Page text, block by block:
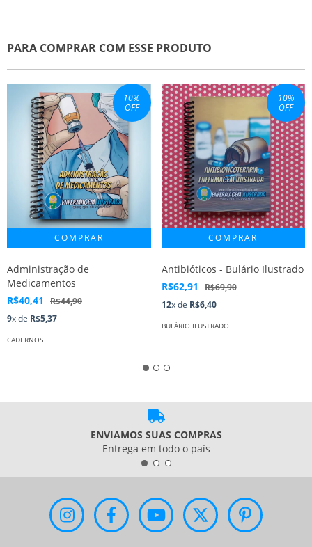
PARA COMPRAR COM ESSE PRODUTO
10%
OFF
Administração de
Medicamentos
R$40,41
R$44,90
9x de R$5,37
CADERNOS
10%
OFF
Antibióticos - Bulário Ilustrado
R$62,91
R$69,90
12x de R$6,40
BULÁRIO ILUSTRADO
ENVIAMOS SUAS COMPRAS
Entrega em todo o país